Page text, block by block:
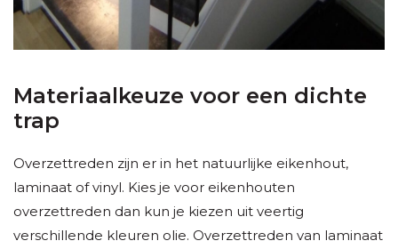
Materiaalkeuze voor een dichte
trap
Overzettreden zijn er in het natuurlijke eikenhout,
laminaat of vinyl. Kies je voor eikenhouten
overzettreden dan kun je kiezen uit veertig
verschillende kleuren olie. Overzettreden van laminaat